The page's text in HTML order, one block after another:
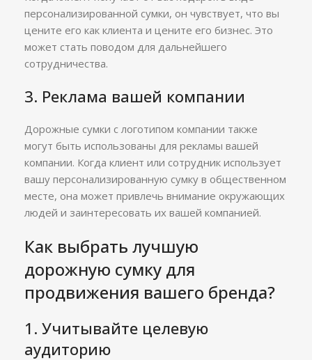
персонализированной сумки, он чувствует, что вы
цените его как клиента и цените его бизнес. Это
может стать поводом для дальнейшего
сотрудничества.
3. Реклама вашей компании
Дорожные сумки с логотипом компании также
могут быть использованы для рекламы вашей
компании. Когда клиент или сотрудник использует
вашу персонализированную сумку в общественном
месте, она может привлечь внимание окружающих
людей и заинтересовать их вашей компанией.
Как выбрать лучшую
дорожную сумку для
продвижения вашего бренда?
1. Учитывайте целевую
аудиторию